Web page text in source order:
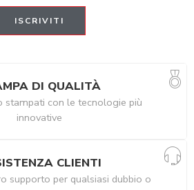
DI QUALITÀ
stampati con le tecnologie più
innovative
CLIENTI
supporto per qualsiasi dubbio o